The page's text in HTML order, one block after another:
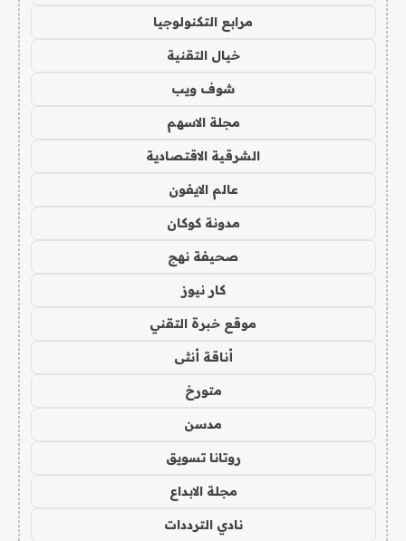
مرابع التكنولوجيا
خيال التقنية
شوف ويب
مجلة الاسهم
الشرقية الاقتصادية
عالم الايفون
مدونة كوكان
صحيفة نهج
كار نيوز
موقع خبرة التقني
أناقة أنثى
متورخ
مدسن
روتانا تسويق
مجلة الابداع
نادي الترددات